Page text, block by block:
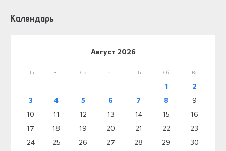
Календарь
Август 2026
Пн Вт Ср Чт Пт Сб Вс
1
2
3
4 5 6 7 8
9
10
11 12 13 14 15
16
17
18 19 20 21 22
23
24
25 26 27 28 29
30